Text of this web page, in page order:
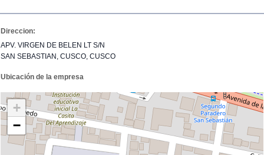
Direccion:
APV. VIRGEN DE BELEN LT S/N
SAN SEBASTIAN, CUSCO, CUSCO
Ubicación de la empresa
+
−